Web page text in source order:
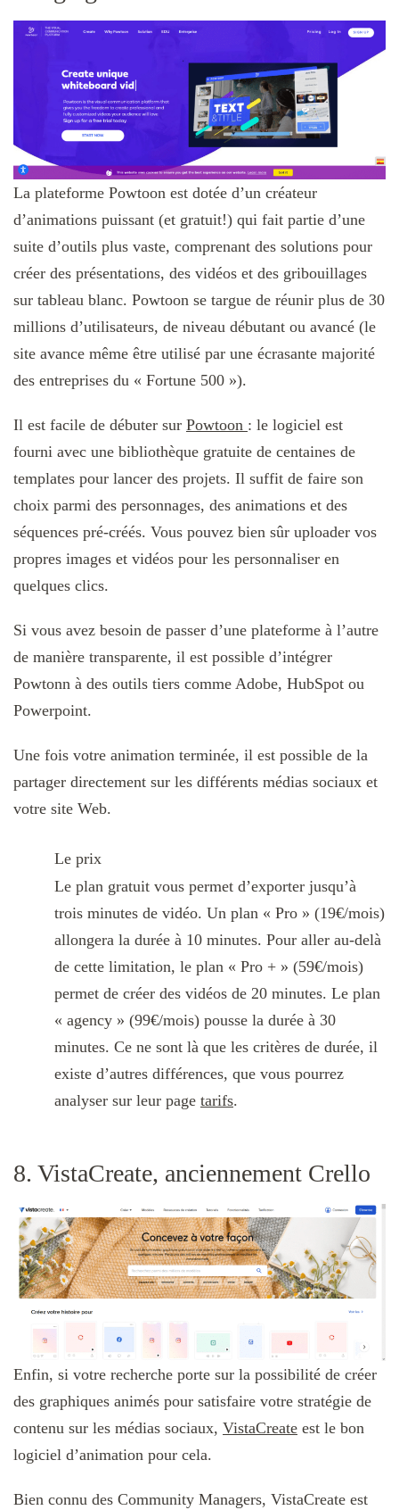
La plateforme Powtoon est dotée d’un créateur
d’animations puissant (et gratuit!) qui fait partie d’une
suite d’outils plus vaste, comprenant des solutions pour
créer des présentations, des vidéos et des gribouillages
sur tableau blanc. Powtoon se targue de réunir plus de 30
millions d’utilisateurs, de niveau débutant ou avancé (le
site avance même être utilisé par une écrasante majorité
des entreprises du « Fortune 500 »).
Il est facile de débuter sur Powtoon : le logiciel est
fourni avec une bibliothèque gratuite de centaines de
templates pour lancer des projets. Il suffit de faire son
choix parmi des personnages, des animations et des
séquences pré-créés. Vous pouvez bien sûr uploader vos
propres images et vidéos pour les personnaliser en
quelques clics.
Si vous avez besoin de passer d’une plateforme à l’autre
de manière transparente, il est possible d’intégrer
Powtonn à des outils tiers comme Adobe, HubSpot ou
Powerpoint.
Une fois votre animation terminée, il est possible de la
partager directement sur les différents médias sociaux et
votre site Web.
Le prix
Le plan gratuit vous permet d’exporter jusqu’à
trois minutes de vidéo. Un plan « Pro » (19€/mois)
allongera la durée à 10 minutes. Pour aller au-delà
de cette limitation, le plan « Pro + » (59€/mois)
permet de créer des vidéos de 20 minutes. Le plan
« agency » (99€/mois) pousse la durée à 30
minutes. Ce ne sont là que les critères de durée, il
existe d’autres différences, que vous pourrez
analyser sur leur page tarifs.
8. VistaCreate, anciennement Crello
Enfin, si votre recherche porte sur la possibilité de créer
des graphiques animés pour satisfaire votre stratégie de
contenu sur les médias sociaux, VistaCreate est le bon
logiciel d’animation pour cela.
Bien connu des Community Managers, VistaCreate est